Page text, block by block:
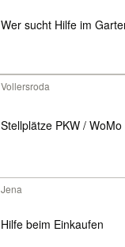
Wer sucht Hilfe im
Vollersroda
Stellplätze PKW /
Jena
Hilfe beim Einkaufen